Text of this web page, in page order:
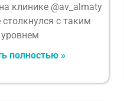
клинике @av_almaty
с таким
уровнем
полностью »